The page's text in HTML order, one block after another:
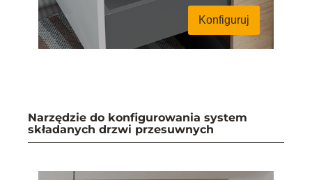
Konfiguruj
Narzędzie do konfigurowania system
składanych drzwi przesuwnych